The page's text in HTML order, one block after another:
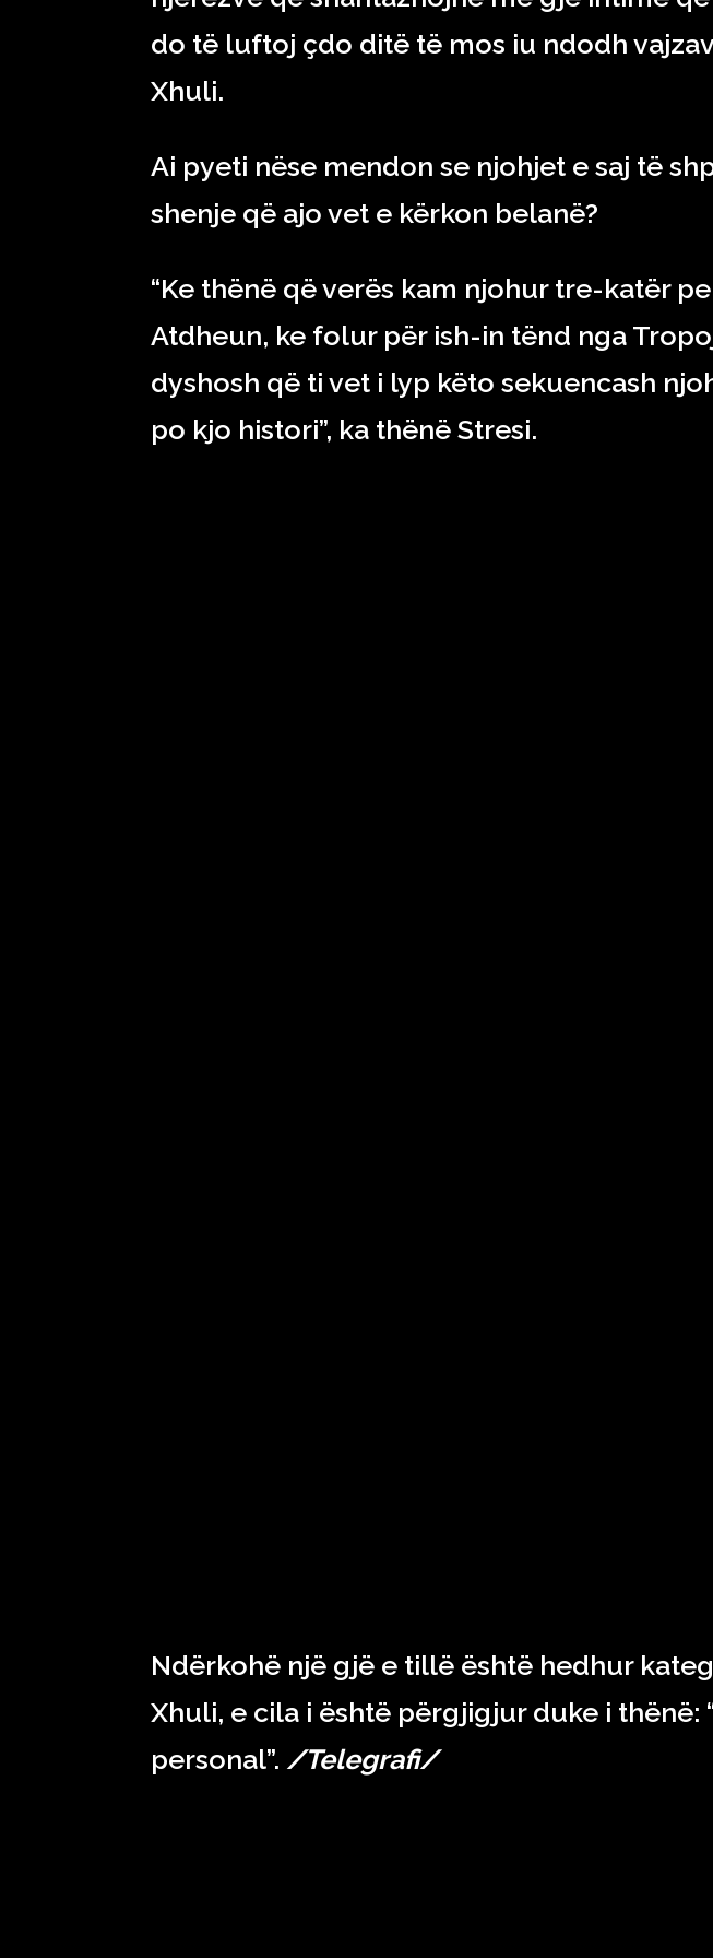
do të luftoj çdo ditë të mos iu ndodh
Xhuli.
Ai pyeti nëse mendon se njohjet e saj të
shenje që ajo vet e kërkon belanë?
“Ke thënë që verës kam njohur tre-katër
Atdheun, ke folur për ish-in tënd nga
dyshosh që ti vet i lyp këto sekuencash
po kjo histori”, ka thënë Stresi.
Ndërkohë një gjë e tillë është hedhur
Xhuli, e cila i është përgjigjur duke i thënë:
personal”. /Telegrafi/